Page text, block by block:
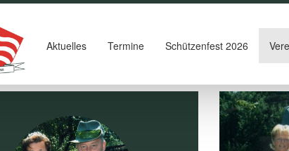
Aktuelles Termine Schützenfest 2026